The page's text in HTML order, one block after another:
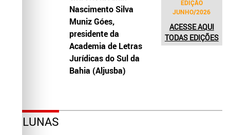
Nascimento Silva
Muniz Góes,
presidente da
Academia de Letras
Jurídicas do Sul da
Bahia (Aljusba)
EDIÇÃO
JUNHO/2026
ACESSE AQUI
TODAS EDIÇÕES
COLUNAS